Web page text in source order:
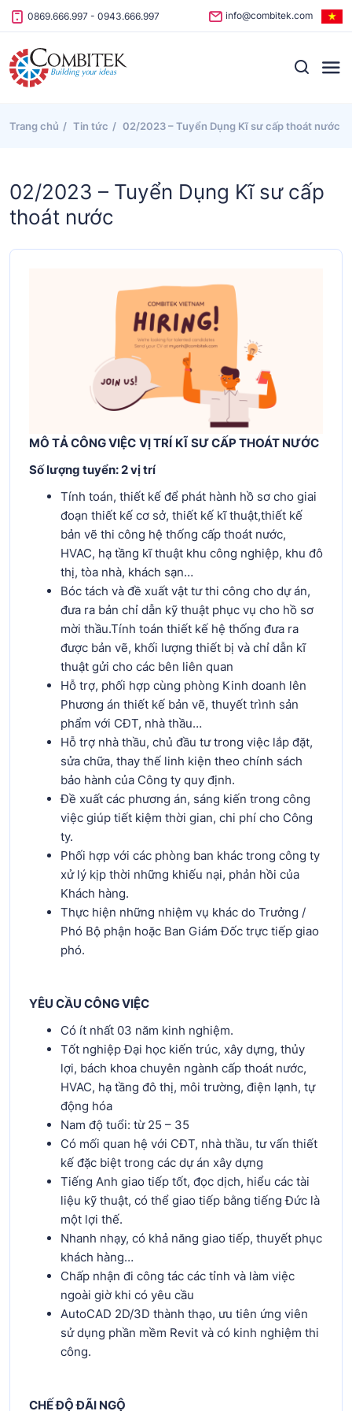
Skip to content
0869.666.997 - 0943.666.997 info@combitek.com
Trang chủ Tin tức 02/2023 – Tuyển Dụng Kĩ sư cấp thoát nước
02/2023 – Tuyển Dụng Kĩ sư cấp
thoát nước
MÔ TẢ CÔNG VIỆC VỊ TRÍ KĨ SƯ CẤP THOÁT NƯỚC
Số lượng tuyển:2vị trí
Tính toán, thiết kế để phát hành hồ sơ cho giai
đoạn thiết kế cơ sở, thiết kế kĩ thuật,thiết kế
bản vẽ thi công hệ thống cấp thoát nước,
HVAC, hạ tầng kĩ thuật khu công nghiệp, khu đô
thị, tòa nhà, khách sạn…
Bóc tách và đề xuất vật tư thi công cho dự án,
đưa ra bản chỉ dẫn kỹ thuật phục vụ cho hồ sơ
mời thầu.Tính toán thiết kế hệ thống đưa ra
được bản vẽ, khối lượng thiết bị và chỉ dẫn kĩ
thuật gửi cho các bên liên quan
Hỗ trợ, phối hợp cùng phòng Kinh doanh lên
Phương án thiết kế bản vẽ, thuyết trình sản
phẩm với CĐT, nhà thầu…
Hỗ trợ nhà thầu, chủ đầu tư trong việc lắp đặt,
sửa chữa, thay thế linh kiện theo chính sách
bảo hành của Công ty quy định.
Đề xuất các phương án, sáng kiến trong công
việc giúp tiết kiệm thời gian, chi phí cho Công
ty.
Phối hợp với các phòng ban khác trong công ty
xử lý kịp thời những khiếu nại, phản hồi của
Khách hàng.
Thực hiện những nhiệm vụ khác do Trưởng /
Phó Bộ phận hoặc Ban Giám Đốc trực tiếp giao
phó.
YÊU CẦU CÔNG VIỆC
Có ít nhất 03 năm kinh nghiệm.
Tốt nghiệp Đại học kiến trúc, xây dựng, thủy
lợi, bách khoa chuyên ngành cấp thoát nước,
HVAC, hạ tầng đô thị, môi trường, điện lạnh, tự
động hóa
Nam độ tuổi: từ 25 – 35
Có mối quan hệ với CĐT, nhà thầu, tư vấn thiết
kế đặc biệt trong các dự án xây dựng
Tiếng Anh giao tiếp tốt, đọc dịch, hiểu các tài
liệu kỹ thuật, có thể giao tiếp bằng tiếng Đức là
một lợi thế.
Nhanh nhạy, có khả năng giao tiếp, thuyết phục
khách hàng…
Chấp nhận đi công tác các tỉnh và làm việc
ngoài giờ khi có yêu cầu
AutoCAD 2D/3D thành thạo, ưu tiên ứng viên
sử dụng phần mềm Revit và có kinh nghiệm thi
công.
CHẾ ĐỘ ĐÃI NGỘ